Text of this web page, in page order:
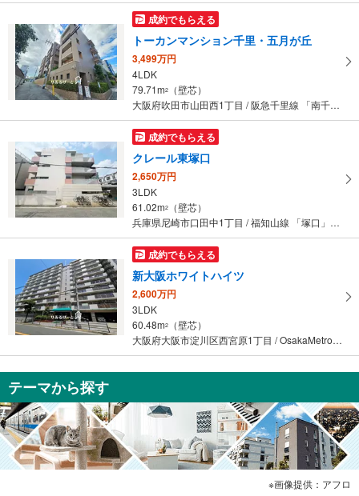
成約でもらえる
トーカンマンション千里・五月が丘
3,499万円
4LDK
79.71m2
（壁芯）
大阪府吹田市山田西1丁目 / 阪急千里線 「南千里」駅 バス7分 亥子谷 バス停下車 徒歩2分
成約でもらえる
クレール東塚口
2,650万円
3LDK
61.02m2
（壁芯）
兵庫県尼崎市口田中1丁目 / 福知山線 「塚口」駅 徒歩16分
成約でもらえる
新大阪ホワイトハイツ
2,600万円
3LDK
60.48m2
（壁芯）
大阪府大阪市淀川区西宮原1丁目 / OsakaMetro御堂筋線 「新大阪」駅 徒歩12分
テーマから探す
画像提供：アフロ